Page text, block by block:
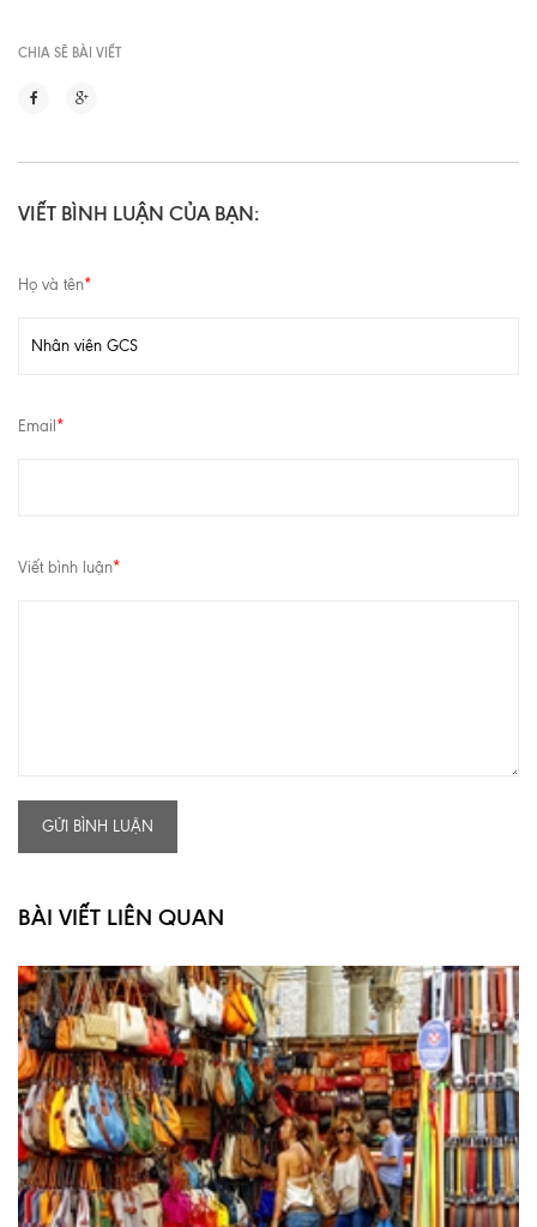
CHIA SẼ BÀI VIẾT
VIẾT BÌNH LUẬN CỦA BẠN:
Họ và tên*
Email *
Viết bình luận*
GỬI BÌNH LUẬN
BÀI VIẾT LIÊN QUAN